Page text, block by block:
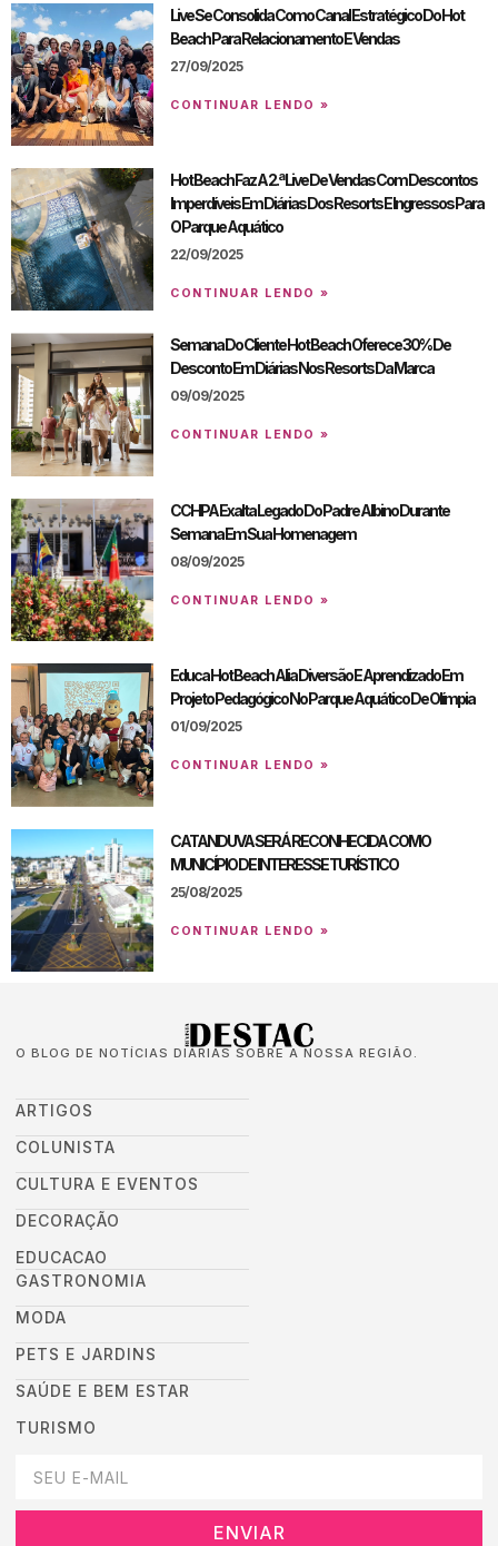
Live Se Consolida Como Canal Estratégico Do Hot
Beach Para Relacionamento E Vendas
27/09/2025
CONTINUAR LENDO »
Hot Beach Faz A 2.ª Live De Vendas Com Descontos
Imperdíveis Em Diárias Dos Resorts E Ingressos Para
O Parque Aquático
22/09/2025
CONTINUAR LENDO »
Semana Do Cliente Hot Beach Oferece 30% De
Desconto Em Diárias Nos Resorts Da Marca
09/09/2025
CONTINUAR LENDO »
CCHPA Exalta Legado Do Padre Albino Durante
Semana Em Sua Homenagem
08/09/2025
CONTINUAR LENDO »
Educa Hot Beach Alia Diversão E Aprendizado Em
Projeto Pedagógico No Parque Aquático De Olímpia
01/09/2025
CONTINUAR LENDO »
CATANDUVA SERÁ RECONHECIDA COMO
MUNICÍPIO DE INTERESSE TURÍSTICO
25/08/2025
CONTINUAR LENDO »
O BLOG DE NOTÍCIAS DIÁRIAS SOBRE A NOSSA REGIÃO.
ARTIGOS
COLUNISTA
CULTURA E EVENTOS
DECORAÇÃO
EDUCACAO
GASTRONOMIA
MODA
PETS E JARDINS
SAÚDE E BEM ESTAR
TURISMO
ENVIAR